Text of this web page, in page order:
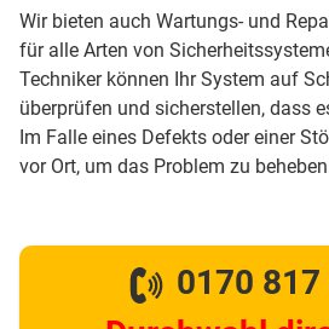
Wir bieten auch Wartungs- und
für alle Arten von
Techniker können Ihr System auf
überprüfen und sicherstellen, dass
Im Falle eines Defekts oder einer
vor Ort, um das Problem zu
0170 817